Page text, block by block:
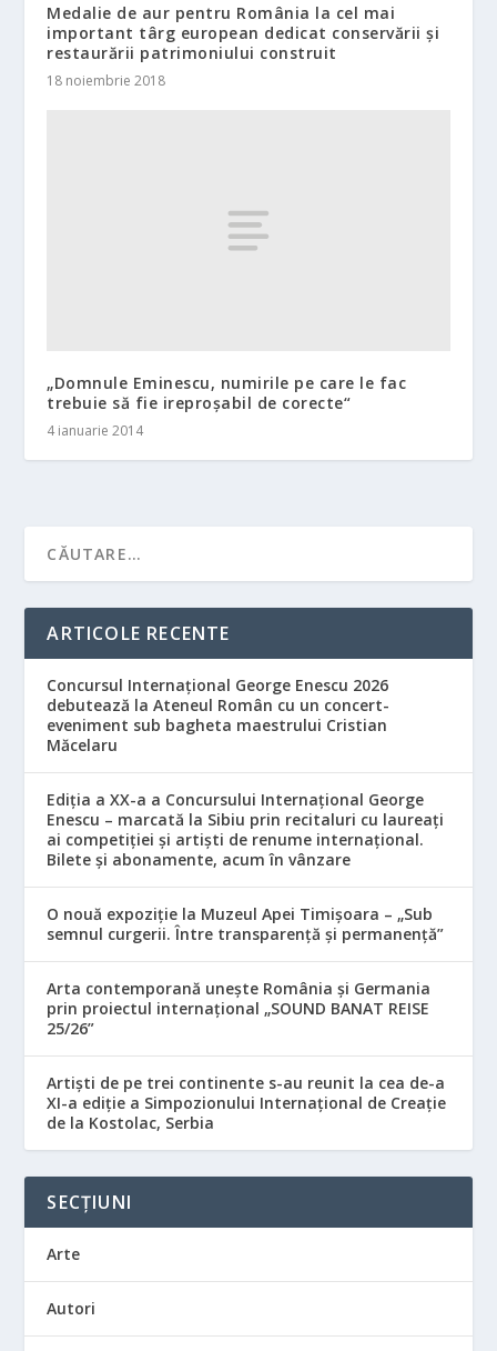
Medalie de aur pentru România la cel mai
important târg european dedicat conservării și
restaurării patrimoniului construit
18 noiembrie 2018
„Domnule Eminescu, numirile pe care le fac
trebuie să fie ireproşabil de corecte“
4 ianuarie 2014
ARTICOLE RECENTE
Concursul Internațional George Enescu 2026
debutează la Ateneul Român cu un concert-
eveniment sub bagheta maestrului Cristian
Măcelaru
Ediția a XX-a a Concursului Internațional George
Enescu – marcată la Sibiu prin recitaluri cu laureați
ai competiției și artiști de renume internațional.
Bilete și abonamente, acum în vânzare
O nouă expoziție la Muzeul Apei Timișoara – „Sub
semnul curgerii. Între transparență și permanență”
Arta contemporană unește România și Germania
prin proiectul internațional „SOUND BANAT REISE
25/26”
Artiști de pe trei continente s-au reunit la cea de-a
XI-a ediție a Simpozionului Internațional de Creație
de la Kostolac, Serbia
SECȚIUNI
Arte
Autori